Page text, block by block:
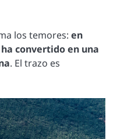
los temores: en
convertido en una
. El trazo es